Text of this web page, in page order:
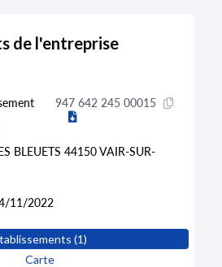
de l'entreprise
947 642 245 00015
BLEUETS 44150 VAIR-SUR-
11/2022
(1)
Carte